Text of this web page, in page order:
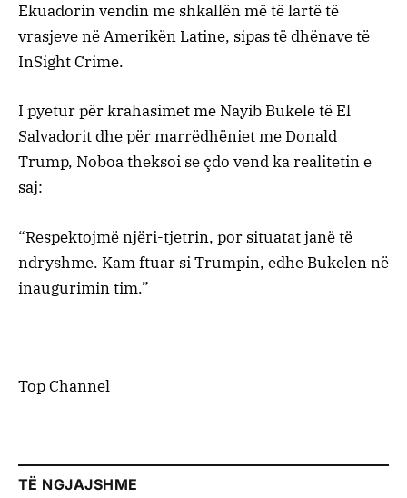
Ekuadorin vendin me shkallën më të lartë të
vrasjeve në Amerikën Latine, sipas të dhënave të
InSight Crime.
I pyetur për krahasimet me Nayib Bukele të El
Salvadorit dhe për marrëdhëniet me Donald
Trump, Noboa theksoi se çdo vend ka realitetin e
saj:
“Respektojmë njëri-tjetrin, por situatat janë të
ndryshme. Kam ftuar si Trumpin, edhe Bukelen në
inaugurimin tim.”
Top Channel
TË NGJAJSHME